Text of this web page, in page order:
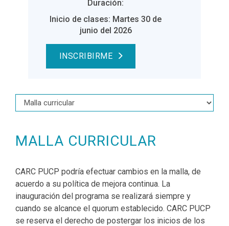
Duración:
Inicio de clases: Martes 30 de
junio del 2026
INSCRIBIRME
MALLA CURRICULAR
CARC PUCP podría efectuar cambios en la malla, de
acuerdo a su política de mejora continua. La
inauguración del programa se realizará siempre y
cuando se alcance el quorum establecido. CARC PUCP
se reserva el derecho de postergar los inicios de los